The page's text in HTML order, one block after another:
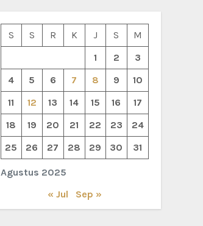
Agustus 2025
S S R K J S
M
1
2
3
4
5 6 7 8 9
10
11
12 13 14 15 16
17
18
19 20 21 22 23
24
25
26 27 28 29 30 31
« Jul Sep »